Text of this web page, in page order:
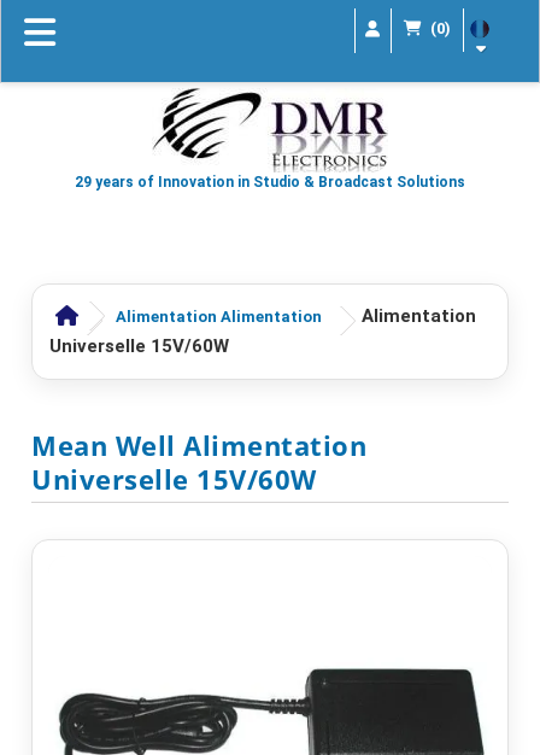
(0)
29 years of Innovation in Studio & Broadcast Solutions
Alimentation Alimentation
Alimentation
Universelle 15V/60W
Mean Well Alimentation
Universelle 15V/60W